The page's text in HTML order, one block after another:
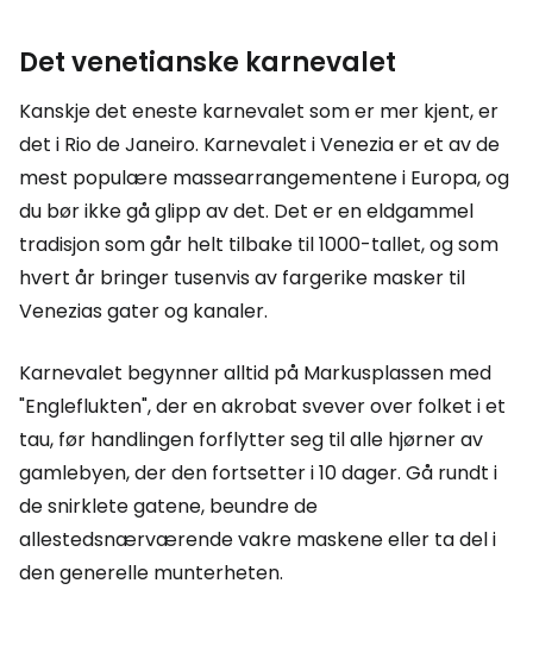
Det venetianske karnevalet
Kanskje det eneste karnevalet som er mer kjent, er
det i Rio de Janeiro. Karnevalet i Venezia er et av de
mest populære massearrangementene i Europa, og
du bør ikke gå glipp av det. Det er en eldgammel
tradisjon som går helt tilbake til 1000-tallet, og som
hvert år bringer tusenvis av fargerike masker til
Venezias gater og kanaler.
Karnevalet begynner alltid på Markusplassen med
"Engleflukten", der en akrobat svever over folket i et
tau, før handlingen forflytter seg til alle hjørner av
gamlebyen, der den fortsetter i 10 dager. Gå rundt i
de snirklete gatene, beundre de
allestedsnærværende vakre maskene eller ta del i
den generelle munterheten.